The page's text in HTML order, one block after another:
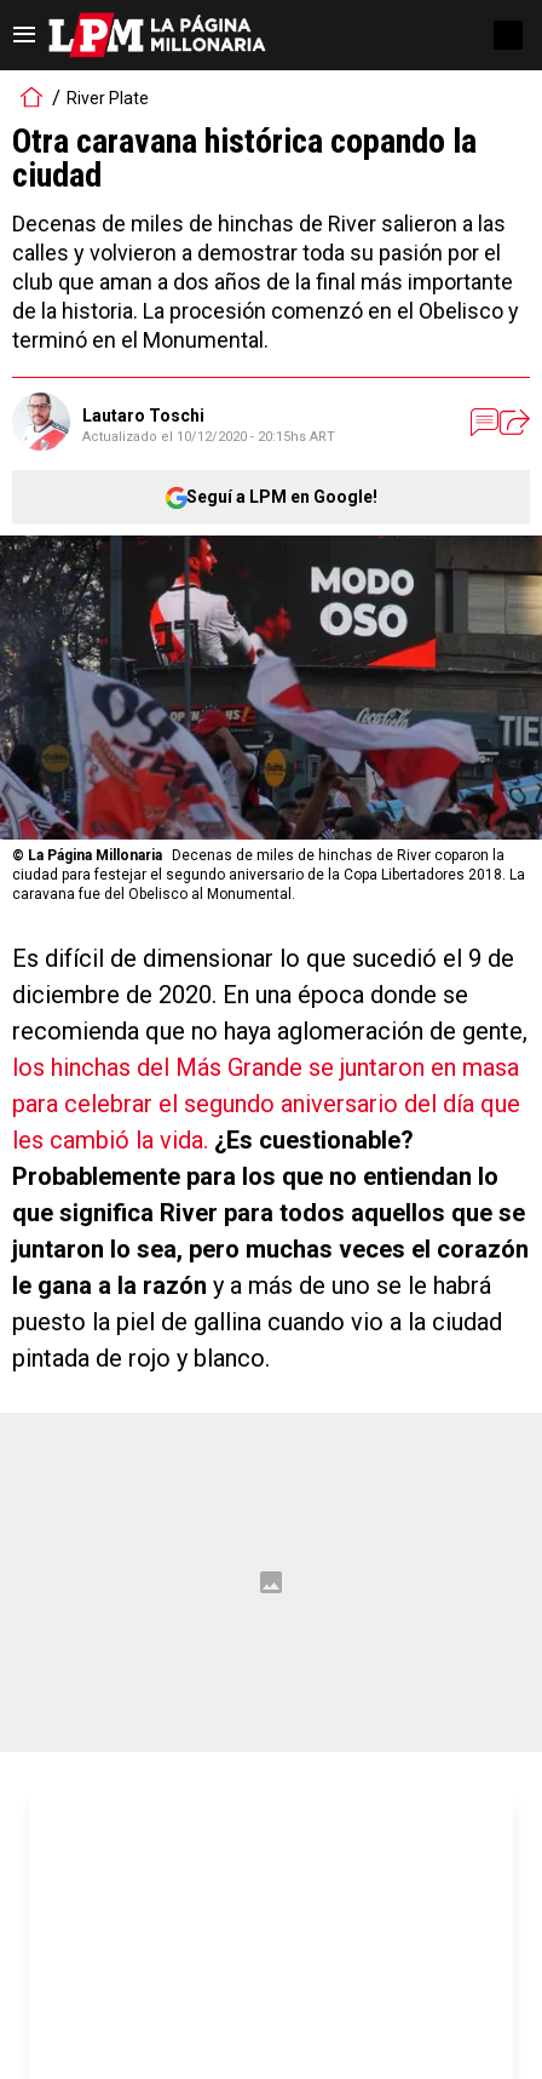
River Plate
Otra caravana histórica copando la
ciudad
Decenas de miles de hinchas de River salieron a las
calles y volvieron a demostrar toda su pasión por el
club que aman a dos años de la final más importante
de la historia. La procesión comenzó en el Obelisco y
terminó en el Monumental.
Lautaro Toschi
Actualizado el 10/12/2020 - 20:15hs ART
Seguí a LPM en Google!
© La Página Millonaria
Decenas de miles de hinchas de River coparon la
ciudad para festejar el segundo aniversario de la Copa Libertadores 2018. La
caravana fue del Obelisco al Monumental.
Es difícil de dimensionar lo que sucedió el 9 de
diciembre de 2020. En una época donde se
recomienda que no haya aglomeración de gente,
los hinchas del Más Grande se juntaron en masa
para celebrar el segundo aniversario del día que
les cambió la vida. ¿Es cuestionable?
Probablemente para los que no entiendan lo
que significa River para todos aquellos que se
juntaron lo sea, pero muchas veces el corazón
le gana a la razón y a más de uno se le habrá
puesto la piel de gallina cuando vio a la ciudad
pintada de rojo y blanco.